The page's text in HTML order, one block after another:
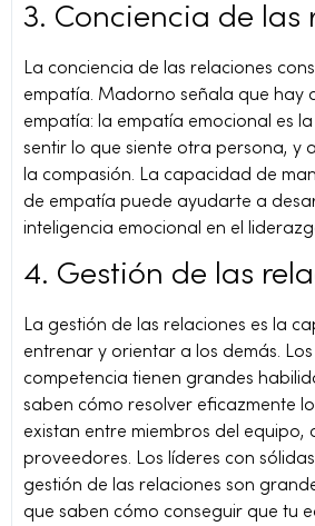
3. Conciencia de las
La conciencia de las relaciones
empatía. Madorno señala que hay
empatía: la empatía emocional es
sentir lo que siente otra persona, y
la compasión. La capacidad de
de empatía puede ayudarte a
inteligencia emocional en el
4. Gestión de las
La gestión de las relaciones es la
entrenar y orientar a los demás.
competencia tienen grandes
saben cómo resolver eficazmente
existan entre miembros del equipo,
proveedores. Los líderes con
gestión de las relaciones son
que saben cómo conseguir que tu